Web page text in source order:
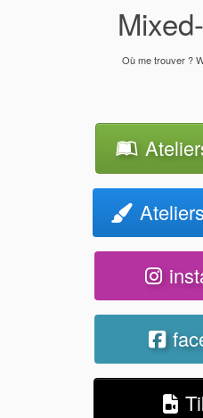
Où me trouver ?